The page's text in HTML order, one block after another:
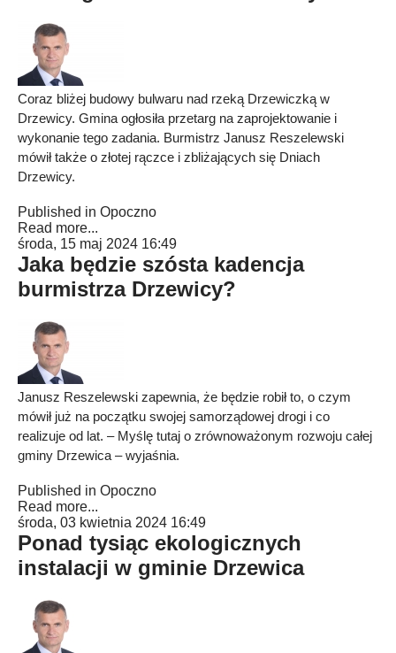
Coraz bliżej budowy bulwaru nad rzeką Drzewiczką w
Drzewicy. Gmina ogłosiła przetarg na zaprojektowanie i
wykonanie tego zadania. Burmistrz Janusz Reszelewski
mówił także o złotej rączce i zbliżających się Dniach
Drzewicy.
Published in Opoczno
Read more...
środa, 15 maj 2024 16:49
Jaka będzie szósta kadencja
burmistrza Drzewicy?
Janusz Reszelewski zapewnia, że będzie robił to, o czym
mówił już na początku swojej samorządowej drogi i co
realizuje od lat. – Myślę tutaj o zrównoważonym rozwoju całej
gminy Drzewica – wyjaśnia.
Published in Opoczno
Read more...
środa, 03 kwietnia 2024 16:49
Ponad tysiąc ekologicznych
instalacji w gminie Drzewica